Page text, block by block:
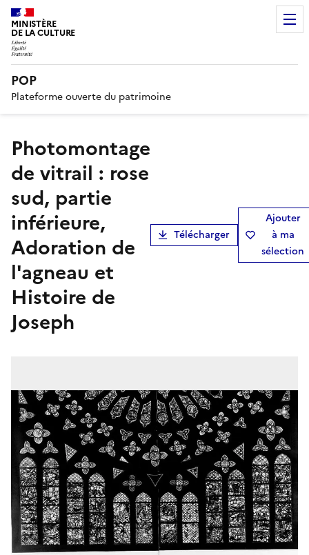
MINISTÈRE
DE LA CULTURE
POP
Plateforme ouverte du patrimoine
Photomontage
de vitrail : rose
sud, partie
inférieure,
Adoration de
l'agneau et
Histoire de
Joseph
Télécharger
Ajouter
à ma
sélection